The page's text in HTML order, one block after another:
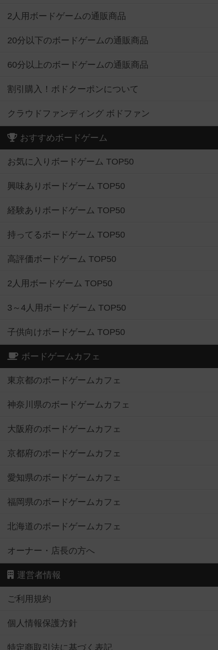
2人用ボードゲームの通販商品
20分以下のボードゲームの通販商品
60分以上のボードゲームの通販商品
割引購入！ボドクーポンについて
クラウドファンディング ボドファン
おすすめボードゲーム
お気に入りボードゲーム TOP50
興味ありボードゲーム TOP50
経験ありボードゲーム TOP50
持ってるボードゲーム TOP50
高評価ボードゲーム TOP50
2人用ボードゲーム TOP50
3～4人用ボードゲーム TOP50
子供向けボードゲーム TOP50
ボードゲームカフェ
東京都のボードゲームカフェ
神奈川県のボードゲームカフェ
大阪府のボードゲームカフェ
京都府のボードゲームカフェ
愛知県のボードゲームカフェ
福岡県のボードゲームカフェ
北海道のボードゲームカフェ
オーナー・店長の方へ
運営者情報
ご利用規約
個人情報保護方針
特定商取引法に基づく表記